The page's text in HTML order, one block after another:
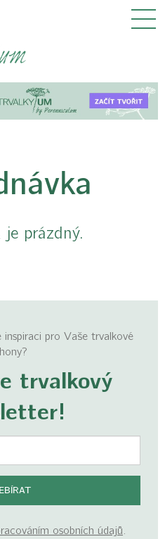
prázdný.
pro Vaše trvalkové
trvalkový
osobních údajů.